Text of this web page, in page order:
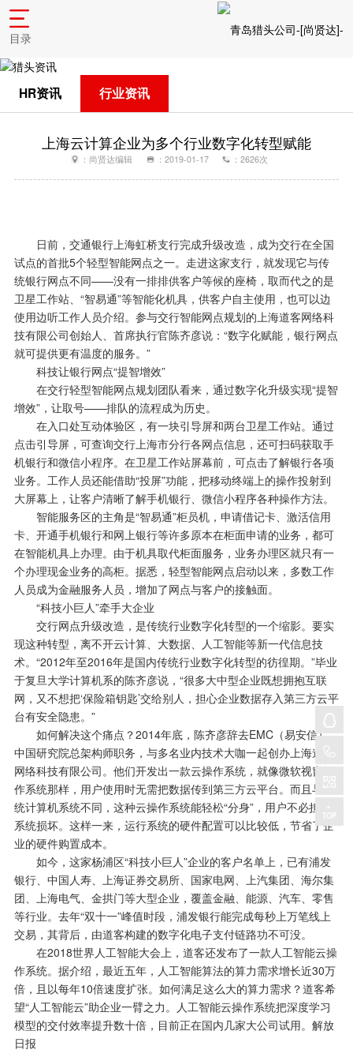
目录
HR资讯 行业资讯
上海云计算企业为多个行业数字化转型赋能
：尚贤达编辑 ：2019-01-17 ：2626次
日前，交通银行上海虹桥支行完成升级改造，成为交行在全国
试点的首批5个轻型智能网点之一。走进这家支行，就发现它与传
统银行网点不同——没有一排排供客户等候的座椅，取而代之的是
卫星工作站、“智易通”等智能化机具，供客户自主使用，也可以边
使用边听工作人员介绍。参与交行智能网点规划的上海道客网络科
技有限公司创始人、首席执行官陈齐彦说：“数字化赋能，银行网点
就可提供更有温度的服务。”
科技让银行网点“提智增效”
在交行轻型智能网点规划团队看来，通过数字化升级实现“提智
增效”，让取号——排队的流程成为历史。
在入口处互动体验区，有一块引导屏和两台卫星工作站。通过
点击引导屏，可查询交行上海市分行各网点信息，还可扫码获取手
机银行和微信小程序。在卫星工作站屏幕前，可点击了解银行各项
业务。工作人员还能借助“投屏”功能，把移动终端上的操作投射到
大屏幕上，让客户清晰了解手机银行、微信小程序各种操作方法。
智能服务区的主角是“智易通”柜员机，申请借记卡、激活信用
卡、开通手机银行和网上银行等许多原本在柜面申请的业务，都可
在智能机具上办理。由于机具取代柜面服务，业务办理区就只有一
个办理现金业务的高柜。据悉，轻型智能网点启动以来，多数工作
人员成为金融服务人员，增加了网点与客户的接触面。
“科技小巨人”牵手大企业
交行网点升级改造，是传统行业数字化转型的一个缩影。要实
现这种转型，离不开云计算、大数据、人工智能等新一代信息技
术。“2012年至2016年是国内传统行业数字化转型的彷徨期。”毕业
于复旦大学计算机系的陈齐彦说，“很多大中型企业既想拥抱互联
网，又不想把‘保险箱钥匙’交给别人，担心企业数据存入第三方云平
台有安全隐患。”
如何解决这个痛点？2014年底，陈齐彦辞去EMC（易安信）
中国研究院总架构师职务，与多名业内技术大咖一起创办上海道客
网络科技有限公司。他们开发出一款云操作系统，就像微软视窗操
作系统那样，用户使用时无需把数据传到第三方云平台。而且与传
统计算机系统不同，这种云操作系统能轻松“分身”，用户不必担心
系统损坏。这样一来，运行系统的硬件配置可以比较低，节省了企
业的硬件购置成本。
如今，这家杨浦区“科技小巨人”企业的客户名单上，已有浦发
银行、中国人寿、上海证券交易所、国家电网、上汽集团、海尔集
团、上海电气、金拱门等大型企业，覆盖金融、能源、汽车、零售
等行业。去年“双十一”峰值时段，浦发银行能完成每秒上万笔线上
交易，其背后，由道客构建的数字化电子支付链路功不可没。
在2018世界人工智能大会上，道客还发布了一款人工智能云操
作系统。据介绍，最近五年，人工智能算法的算力需求增长近30万
倍，且以每年10倍速度扩张。如何满足这么大的算力需求？道客希
望“人工智能云”助企业一臂之力。人工智能云操作系统把深度学习
模型的交付效率提升数十倍，目前正在国内几家大公司试用。解放
日报